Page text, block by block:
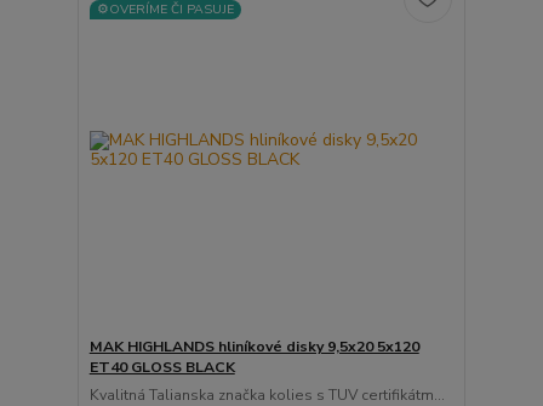
⚙️OVERÍME ČI PASUJE
MAK HIGHLANDS hliníkové disky 9,5x20 5x120
ET40 GLOSS BLACK
Kvalitná Talianska značka kolies s TUV certifikátm...